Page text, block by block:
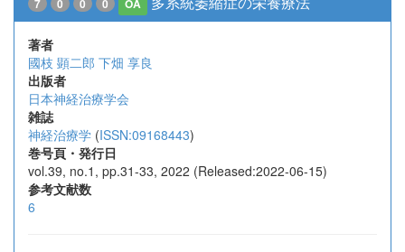
7 0 0 0 OA
著者
國枝 顕二郎 下畑 享良
出版者
日本神経治療学会
雑誌
神経治療学 (ISSN:09168443)
巻号頁・発行日
vol.39, no.1, pp.31-33, 2022 (Released:2022-06-15)
参考文献数
6